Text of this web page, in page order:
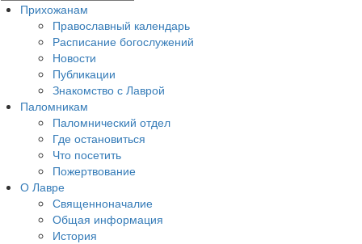
Прихожанам
Православный календарь
Расписание богослужений
Новости
Публикации
Знакомство с Лаврой
Паломникам
Паломнический отдел
Где остановиться
Что посетить
Пожертвование
О Лавре
Священноначалие
Общая информация
История